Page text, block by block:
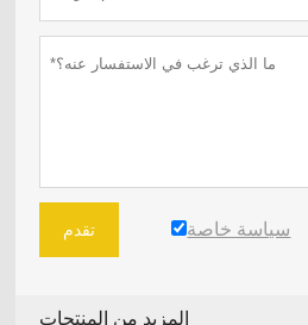
تقدم سياسة خاصة
المزيد من المنتجات